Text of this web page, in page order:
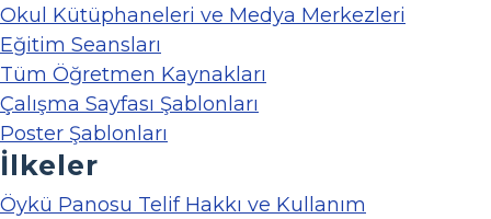
Okul Kütüphaneleri ve Medya Merkezleri
Eğitim Seansları
Tüm Öğretmen Kaynakları
Çalışma Sayfası Şablonları
Poster Şablonları
İlkeler
Öykü Panosu Telif Hakkı ve Kullanım